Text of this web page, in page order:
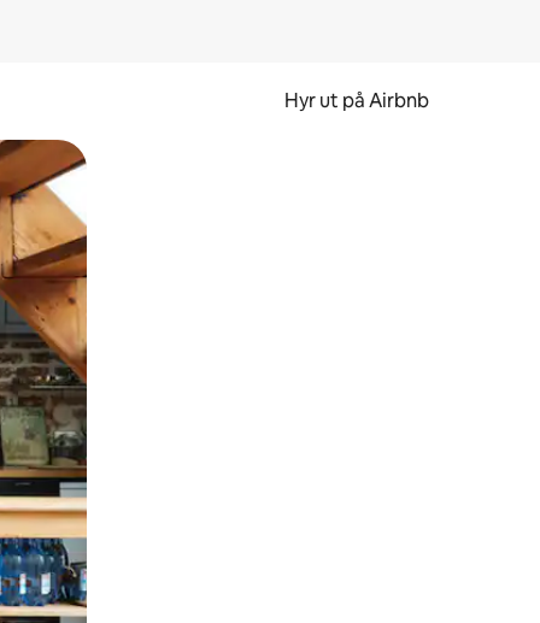
Hyr ut på Airbnb